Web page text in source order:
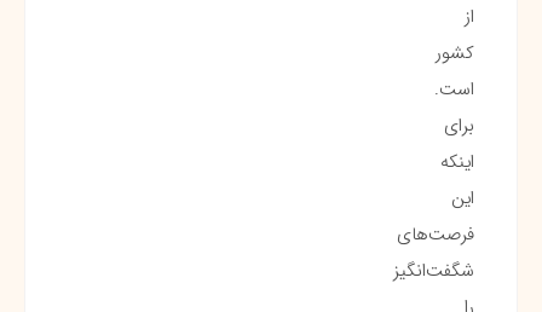
از
کشور
است.
برای
اینکه
این
فرصت‌های
شگفت‌انگیز